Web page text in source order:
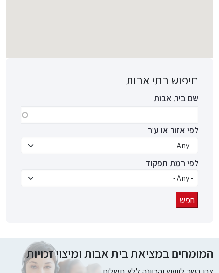
חיפוש בתי אבות
שם בית אבות
לפי אזור או עיר
לפי רמת תפקוד
המומחים במציאת בית אבות ומיצוי זכויות